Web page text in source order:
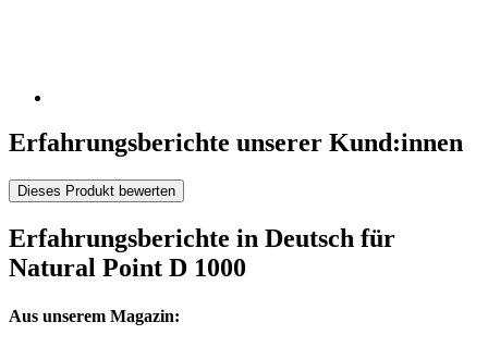
Erfahrungsberichte unserer Kund:innen
Dieses Produkt bewerten
Erfahrungsberichte in Deutsch für
Natural Point D 1000
Aus unserem Magazin: